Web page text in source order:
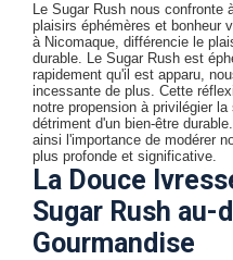
Le Sugar Rush nous confronte
plaisirs éphémères et bonheur
à Nicomaque, différencie le
durable. Le Sugar Rush est
rapidement qu'il est apparu,
incessante de plus. Cette
notre propension à privilégier
détriment d'un bien-être
ainsi l'importance de modérer
plus profonde et significative.
La Douce
Sugar Rush au-
Gourmandise